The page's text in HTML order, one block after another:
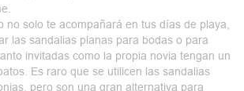
no solo te acompañará en tus días de playa,
las sandalias planas para bodas o para
invitadas como la propia novia tengan un
Es raro que se utilicen las sandalias
pero son una gran alternativa para